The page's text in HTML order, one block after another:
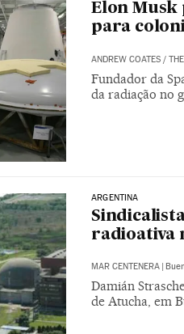
Elon Musk
para
ANDREW COATES/
Fundador da
da radiação no
ARGENTINA
radioativa
MAR CENTENERA |
Damián
de Atucha, em